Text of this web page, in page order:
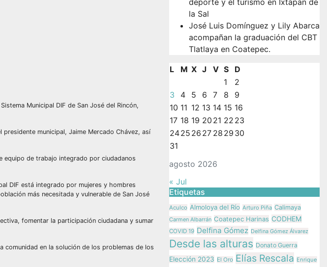
Municipal DIF de San José del Rincón,
municipal, Jaime Mercado Chávez, así
equipo de trabajo integrado por ciudadanos
DIF está integrado por mujeres y hombres
más necesitada y vulnerable de San José
fomentar la participación ciudadana y sumar
comunidad en la solución de los problemas de los
deporte y el turismo en Ixtapan de
la Sal
José Luis Domínguez y Lily Abarca
acompañan la graduación del CBT
Tlatlaya en Coatepec.
agosto 2026
L M X J V S
D
1
2
3
4 5 6 7 8
9
10 11 12 13 14 15 16
17 18 19 20 21 22 23
2425 26 27 28 29 30
31
« Jul
Etiquetas
Aculco Almoloya del Río Arturo Piña Calimaya
Carmen Albarrán Coatepec Harinas CODHEM
COVID 19 Delfina Gómez Delfina Gómez Álvarez
Desde las alturas Donato Guerra
Elección 2023 El Oro Elías Rescala Enrique